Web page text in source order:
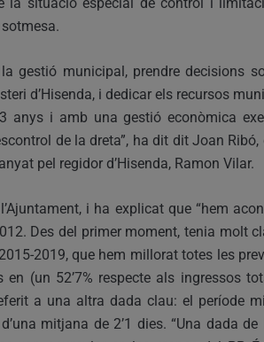
gestió municipal, prendre decisions
d’Hisenda, i dedicar els recursos
anys i amb una gestió econòmica
de la dreta”, ha dit dit Joan Ribó,
pel regidor d’Hisenda, Ramon Vilar.
i ha explicat que “hem
Des del primer moment, tenia molt
2019, que hem millorat totes les
(un 52’7% respecte als ingressos
a una altra dada clau: el període
mitjana de 2’1 dies. “Una dada de